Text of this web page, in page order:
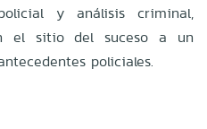
y análisis criminal,
el sitio del suceso a un
policiales.